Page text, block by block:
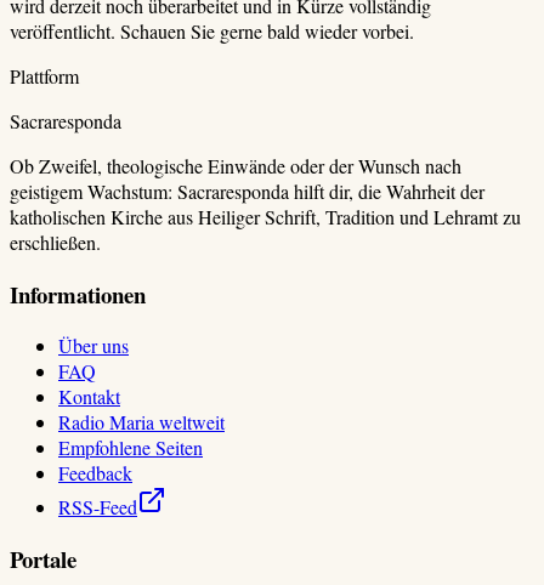
wird derzeit noch überarbeitet und in Kürze vollständig
veröffentlicht. Schauen Sie gerne bald wieder vorbei.
Plattform
Sacraresponda
Ob Zweifel, theologische Einwände oder der Wunsch nach
geistigem Wachstum: Sacraresponda hilft dir, die Wahrheit der
katholischen Kirche aus Heiliger Schrift, Tradition und Lehramt zu
erschließen.
Informationen
Über uns
FAQ
Kontakt
Radio Maria weltweit
Empfohlene Seiten
Feedback
RSS-Feed
Portale